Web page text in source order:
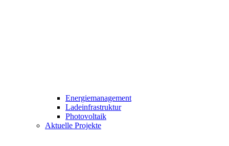
Energiemanagement
Ladeinfrastruktur
Photovoltaik
Aktuelle Projekte